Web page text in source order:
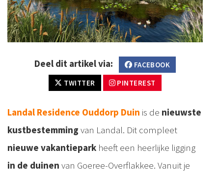
Deel dit artikel via:
FACEBOOK
TWITTER
PINTEREST
Landal Residence Ouddorp Duin is de nieuwste
kustbestemming van Landal. Dit compleet
nieuwe vakantiepark heeft een heerlijke ligging
in de duinen van Goeree-Overflakkee. Vanuit je